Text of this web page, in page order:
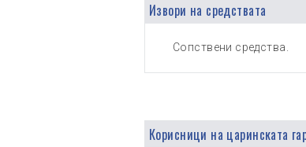
Извори на средствата
Сопствени средства.
Корисници на царинската